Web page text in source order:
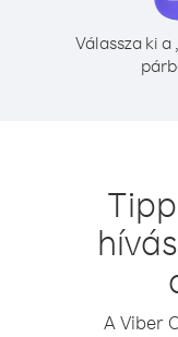
Válassza ki
A Viber